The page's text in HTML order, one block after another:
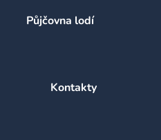
Půjčovna lodí
Kontakty